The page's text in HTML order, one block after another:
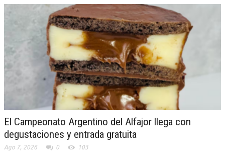
El Campeonato Argentino del Alfajor llega con
degustaciones y entrada gratuita
Ago 7, 2026 0 103